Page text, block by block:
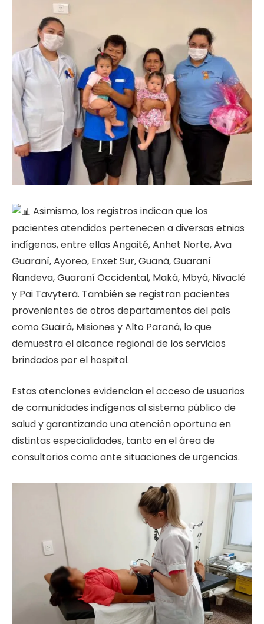
Asimismo, los registros indican que los
pacientes atendidos pertenecen a diversas etnias
indígenas, entre ellas Angaité, Anhet Norte, Ava
Guaraní, Ayoreo, Enxet Sur, Guanã, Guaraní
Ñandeva, Guaraní Occidental, Maká, Mbyá, Nivaclé
y Pai Tavyterã. También se registran pacientes
provenientes de otros departamentos del país
como Guairá, Misiones y Alto Paraná, lo que
demuestra el alcance regional de los servicios
brindados por el hospital.
Estas atenciones evidencian el acceso de usuarios
de comunidades indígenas al sistema público de
salud y garantizando una atención oportuna en
distintas especialidades, tanto en el área de
consultorios como ante situaciones de urgencias.